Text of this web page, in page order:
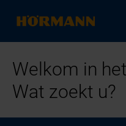
Welkom in
Wat zoekt u?